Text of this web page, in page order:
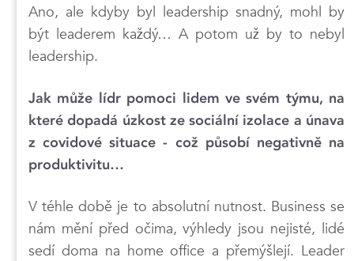
Ano, ale kdyby byl leadership snadný, mohl by
být leaderem každý… A potom už by to nebyl
leadership.
Jak může lídr pomoci lidem ve svém týmu, na
které dopadá úzkost ze sociální izolace a únava
z covidové situace - což působí negativně na
produktivitu…
V téhle době je to absolutní nutnost. Business se
nám mění před očima, výhledy jsou nejisté, lidé
sedí doma na home office a přemýšlejí. Leader